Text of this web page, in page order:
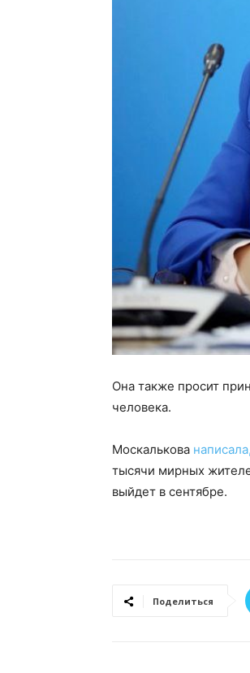
Она также просит
человека.
Москалькова написала,
тысячи мирных
выйдет в сентябре.
Поделиться